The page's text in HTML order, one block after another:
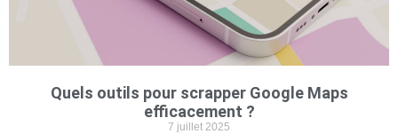
Quels outils pour scrapper Google Maps
efficacement ?
7 juillet 2025